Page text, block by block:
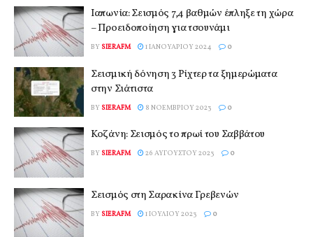
Ιαπωνία: Σεισμός 7,4 βαθμών έπληξε τη χώρα
– Προειδοποίηση για τσουνάμι
BY SIERAFM 1 ΙΑΝΟΥΑΡΊΟΥ 2024 0
Σεισμική δόνηση 3 Ρίχτερ τα ξημερώματα
στην Σιάτιστα
BY SIERAFM 8 ΝΟΕΜΒΡΊΟΥ 2023 0
Κοζάνη: Σεισμός το πρωί του Σαββάτου
BY SIERAFM 26 ΑΥΓΟΎΣΤΟΥ 2023 0
Σεισμός στη Σαρακίνα Γρεβενών
BY SIERAFM 1 ΙΟΥΛΊΟΥ 2023 0